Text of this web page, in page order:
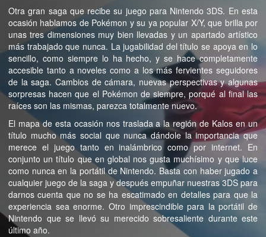
Otra gran saga que recibe su juego para Nintendo 3DS. En esta
ocasión hablamos de Pokémon y su ya popular X/Y, que brilla por
unas tres dimensiones muy bien llevadas y un apartado artístico
más trabajado que nunca. La jugabilidad del título se apoya en lo
sencillo, como siempre lo ha hecho, y se hace completamente
accesible tanto a noveles como a los más fervientes seguidores
de la saga. Cambios de cámara, nuevas perspectivas y algunas
sorpresas hacen que el Pokémon de siempre, porqué al final las
raíces son las mismas, parezca totalmente nuevo.
El mapa de esta ocasión nos traslada a la región de Kalos en un
título mucho más social que nunca dándole la importancia que
merece el juego tanto en inalámbrico como por internet. En
conjunto un título que en global nos gusta muchísimo y que luce
como nunca en la portátil de Nintendo. Basta con haber jugado a
cualquier juego de la saga y después empuñar nuestras 3DS para
darnos cuenta que no se ha escatimado en detalles para que la
experiencia sea enorme. Otro imprescindible para la portátil de
Nintendo que se llevó su merecido sobresaliente durante este
último año.